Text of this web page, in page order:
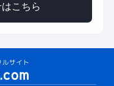
こちら